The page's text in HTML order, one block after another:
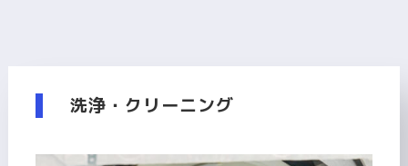
洗浄・クリーニング